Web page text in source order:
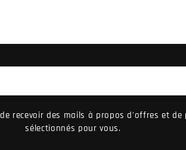
recevoir des mails à propos d'offres et
sélectionnés pour vous.